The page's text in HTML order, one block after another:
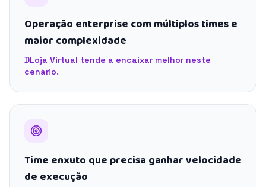
Operação enterprise com múltiplos times e
maior complexidade
DLoja Virtual tende a encaixar melhor neste
cenário.
Time enxuto que precisa ganhar velocidade
de execução